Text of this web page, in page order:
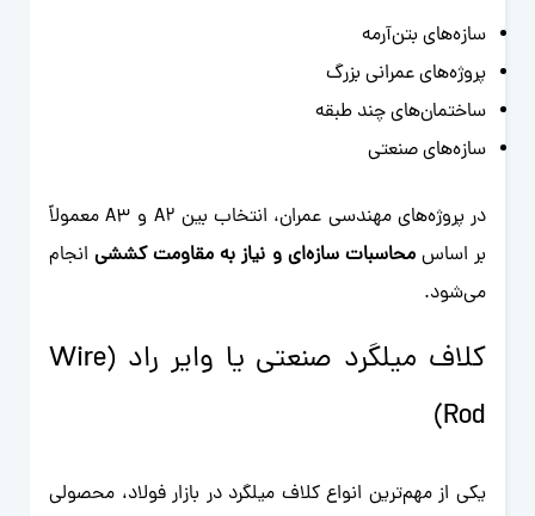
سازه‌های بتن‌آرمه
پروژه‌های عمرانی بزرگ
ساختمان‌های چند طبقه
سازه‌های صنعتی
در پروژه‌های مهندسی عمران، انتخاب بین A2 و A3 معمولاً
بر اساسمحاسبات سازه‌ای و نیاز به مقاومت کششیانجام
می‌شود.
کلاف میلگرد صنعتی یا وایر راد (Wire
Rod)
یکی از مهم‌ترین انواع کلاف میلگرد در بازار فولاد، محصولی